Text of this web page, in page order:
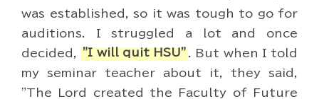
was established, so it was tough to go for
auditions. I struggled a lot and once
decided,
"I will quit HSU" . But when I told
my seminar teacher about it, they said,
"The Lord created the Faculty of Future